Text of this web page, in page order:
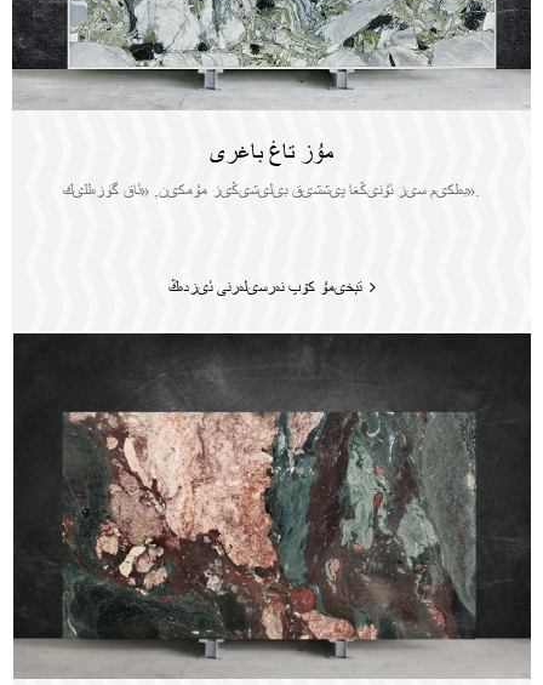
مۇز تاغ باغرى
بەلكىم سىز ئۇنىڭغا پىششىق بىلىشىڭىز مۇمكىن, «ئاق گۈزەللىك».
تېخىمۇ كۆپ نەرسىلەرنى ئىزدەڭ